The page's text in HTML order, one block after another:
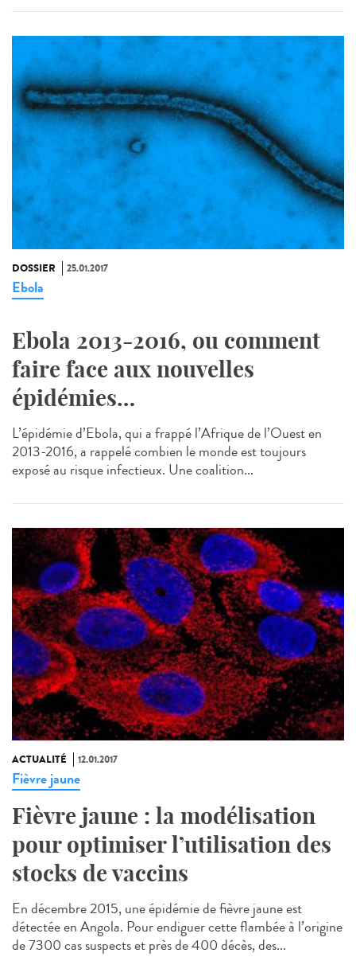
DOSSIER 25.01.2017
Ebola
Ebola 2013-2016, ou comment
faire face aux nouvelles
épidémies…
L’épidémie d’Ebola, qui a frappé l’Afrique de l’Ouest en
2013-2016, a rappelé combien le monde est toujours
exposé au risque infectieux. Une coalition...
ACTUALITÉ 12.01.2017
Fièvre jaune
Fièvre jaune : la modélisation
pour optimiser l’utilisation des
stocks de vaccins
En décembre 2015, une épidémie de fièvre jaune est
détectée en Angola. Pour endiguer cette flambée à l’origine
de 7300 cas suspects et près de 400 décès, des...